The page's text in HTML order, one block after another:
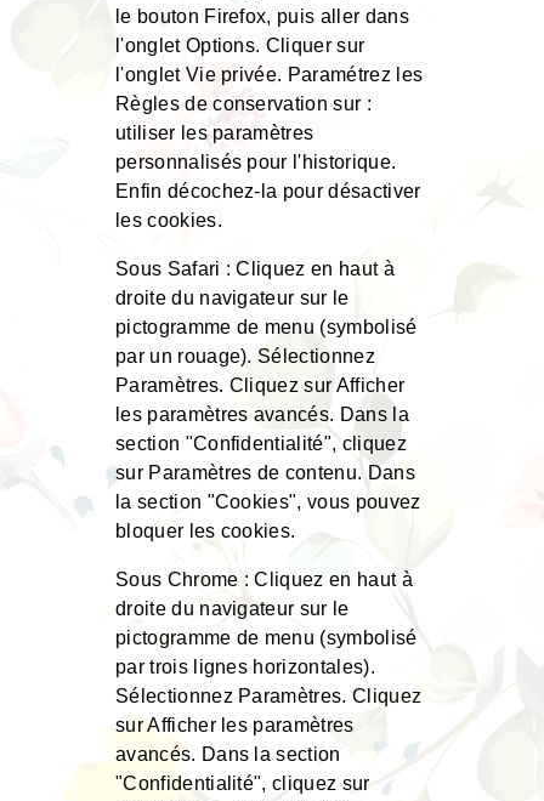
le bouton Firefox, puis aller dans
l'onglet Options. Cliquer sur
l'onglet Vie privée. Paramétrez les
Règles de conservation sur :
utiliser les paramètres
personnalisés pour l'historique.
Enfin décochez-la pour désactiver
les cookies.
Sous Safari : Cliquez en haut à
droite du navigateur sur le
pictogramme de menu (symbolisé
par un rouage). Sélectionnez
Paramètres. Cliquez sur Afficher
les paramètres avancés. Dans la
section "Confidentialité", cliquez
sur Paramètres de contenu. Dans
la section "Cookies", vous pouvez
bloquer les cookies.
Sous Chrome : Cliquez en haut à
droite du navigateur sur le
pictogramme de menu (symbolisé
par trois lignes horizontales).
Sélectionnez Paramètres. Cliquez
sur Afficher les paramètres
avancés. Dans la section
"Confidentialité", cliquez sur